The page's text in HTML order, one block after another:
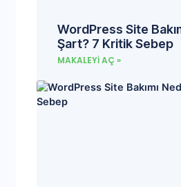
WordPress Site
Şart? 7 Kritik Sebep
MAKALEYI AÇ »